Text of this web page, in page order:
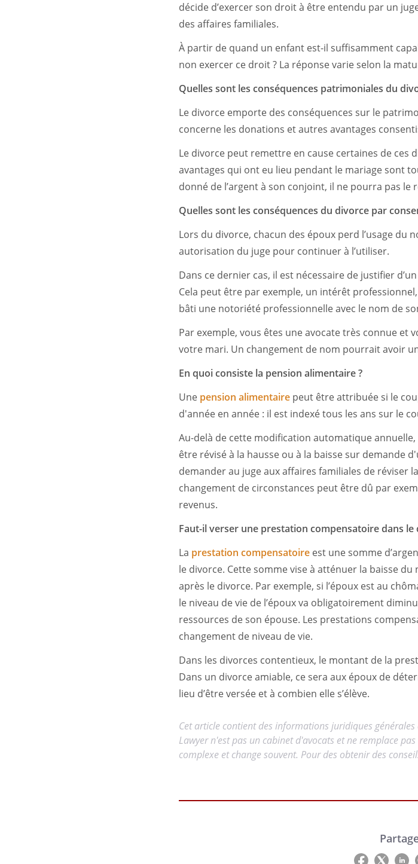
décide d’exercer son droit à être entendu par un
des affaires familiales.
À partir de quand un enfant est-il suffisamment
non exercer ce droit ? La réponse varie selon la
Quelles sont les conséquences patrimoniales du
Le divorce emporte des conséquences sur le
concerne les donations et autres avantages
Le divorce peut remettre en cause certaines de ces
avantages qui ont eu lieu pendant le mariage sont
donné de l’argent à son conjoint, il ne pourra pas le
Quelles sont les conséquences du divorce par
Lors du divorce, chacun des époux perd l’usage du
autorisation du juge pour continuer à l’utiliser.
Dans ce dernier cas, il est nécessaire de justifier
Cela peut être par exemple, un intérêt
bâti une notoriété professionnelle avec le nom de
Par exemple, vous êtes une avocate très connue et
votre mari. Un changement de nom pourrait avoir
En quoi consiste la pension alimentaire ?
Une pension alimentaire peut être attribuée si le
d'année en année : il est indexé tous les ans sur le
Au-delà de cette modification automatique
être révisé à la hausse ou à la baisse sur demande
demander au juge aux affaires familiales de réviser
changement de circonstances peut être dû par
revenus.
Faut-il verser une prestation compensatoire dans
La prestation compensatoire est une somme
le divorce. Cette somme vise à atténuer la baisse
après le divorce. Par exemple, si l’époux est au
le niveau de vie de l’époux va obligatoirement
ressources de son épouse. Les prestations
changement de niveau de vie.
Dans les divorces contentieux, le montant de la
Dans un divorce amiable, ce sera aux époux de
lieu d’être versée et à combien elle s’élève.
Cet article contient des informations juridiques
Lawyer n'est pas un cabinet d'avocats et ne remplace
complexe et change souvent. Pour des obtenir des